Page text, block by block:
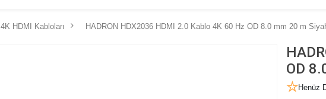
4K HDMI Kabloları HADRON HDX2036 HDMI 2.0 Kablo 4K 60 Hz OD 8.0 mm 20 m Siyah
OD
Henüz